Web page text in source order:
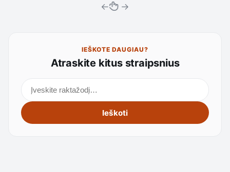
← →
IEŠKOTE DAUGIAU?
Atraskite kitus straipsnius
Ieškoti